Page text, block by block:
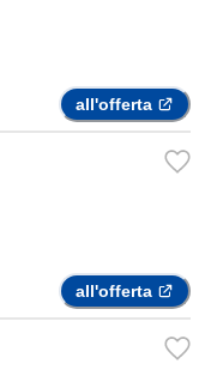
all'offerta
all'offerta